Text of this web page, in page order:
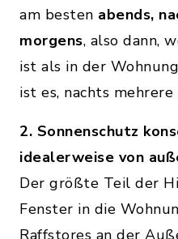
am besten abends,
morgens, also dann,
ist als in der
ist es, nachts
2. Sonnenschutz
idealerweise von
Der größte Teil der
Fenster in die